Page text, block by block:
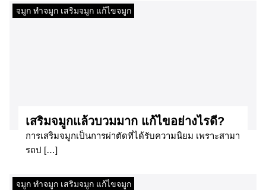
จมูก ทำจมูก เสริมจมูก แก้ไขจมูก
เสริมจมูกแล้วบวมมาก แก้ไขอย่างไรดี?
การเสริมจมูกเป็นการผ่าตัดที่ได้รับความนิยม เพราะสามา
รถป […]
จมูก ทำจมูก เสริมจมูก แก้ไขจมูก